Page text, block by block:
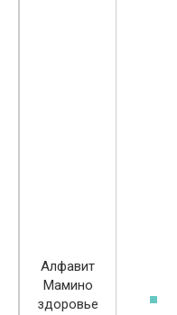
Алфавит
Мамино
здоровье